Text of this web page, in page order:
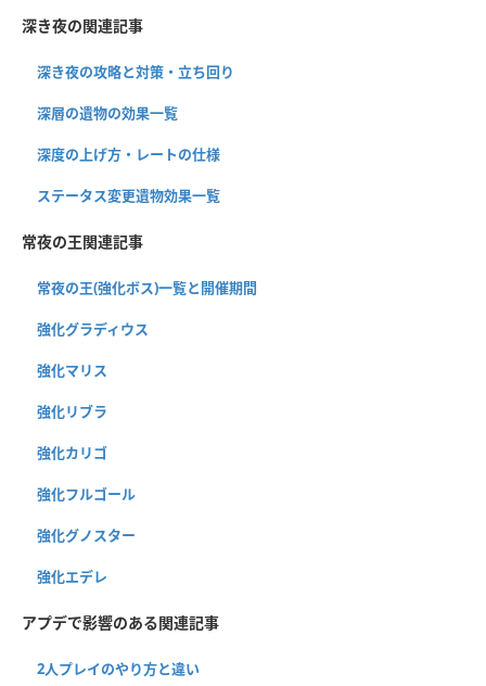
深き夜の関連記事
深き夜の攻略と対策・立ち回り
深層の遺物の効果一覧
深度の上げ方・レートの仕様
ステータス変更遺物効果一覧
常夜の王関連記事
常夜の王(強化ボス)一覧と開催期間
強化グラディウス
強化マリス
強化リブラ
強化カリゴ
強化フルゴール
強化グノスター
強化エデレ
アプデで影響のある関連記事
2人プレイのやり方と違い